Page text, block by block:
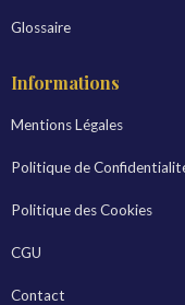
Glossaire
Informations
Mentions Légales
Politique de
Politique des Cookies
CGU
Contact